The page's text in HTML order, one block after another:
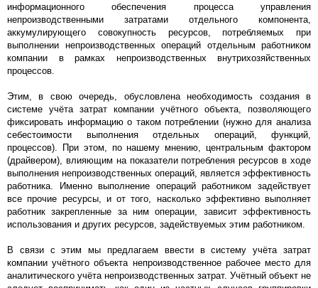
информационного обеспечения процесса управления
непроизводственными затратами отдельного компонента,
аккумулирующего совокупность ресурсов, потребляемых при
выполнении непроизводственных операций отдельным работником
компании в рамках непроизводственных внутрихозяйственных
процессов.
Этим, в свою очередь, обусловлена необходимость создания в
системе учёта затрат компании учётного объекта, позволяющего
фиксировать информацию о таком потреблении (нужно для анализа
себестоимости выполнения отдельных операций, функций,
процессов). При этом, по нашему мнению, центральным фактором
(драйвером), влияющим на показатели потребления ресурсов в ходе
выполнения непроизводственных операций, является эффективность
работника. Именно выполнение операций работником задействует
все прочие ресурсы, и от того, насколько эффективно выполняет
работник закрепленные за ним операции, зависит эффективность
использования и других ресурсов, задействуемых этим работником.
В связи с этим мы предлагаем ввести в систему учёта затрат
компании учётного объекта непроизводственное рабочее место для
аналитического учёта непроизводственных затрат. Учётный объект не